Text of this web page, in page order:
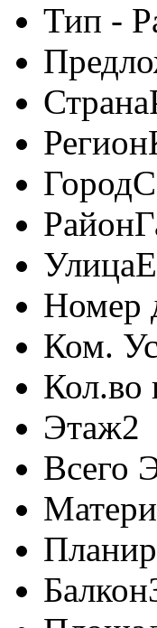
Тип -
Страна
Регион
Город
Район
Улица
Номер
Ком.
Кол.во
Этаж2
Всего
Балкон